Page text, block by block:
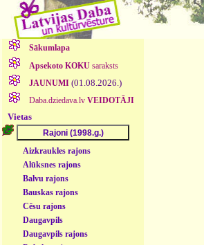
Sākumlapa
Apsekoto KOKUsaraksts
JAUNUMI (01.08.2026.)
Daba.dziedava.lv VEIDOTĀJI
Vietas
Aizkraukles rajons
Alūksnes rajons
Balvu rajons
Bauskas rajons
Cēsu rajons
Daugavpils
Daugavpils rajons